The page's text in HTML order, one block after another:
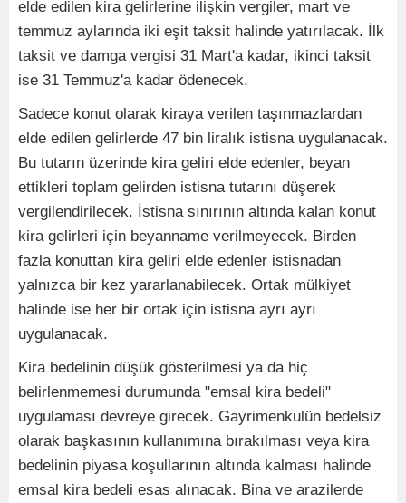
elde edilen kira gelirlerine ilişkin vergiler, mart ve
temmuz aylarında iki eşit taksit halinde yatırılacak. İlk
taksit ve damga vergisi 31 Mart'a kadar, ikinci taksit
ise 31 Temmuz'a kadar ödenecek.
Sadece konut olarak kiraya verilen taşınmazlardan
elde edilen gelirlerde 47 bin liralık istisna uygulanacak.
Bu tutarın üzerinde kira geliri elde edenler, beyan
ettikleri toplam gelirden istisna tutarını düşerek
vergilendirilecek. İstisna sınırının altında kalan konut
kira gelirleri için beyanname verilmeyecek. Birden
fazla konuttan kira geliri elde edenler istisnadan
yalnızca bir kez yararlanabilecek. Ortak mülkiyet
halinde ise her bir ortak için istisna ayrı ayrı
uygulanacak.
Kira bedelinin düşük gösterilmesi ya da hiç
belirlenmemesi durumunda "emsal kira bedeli"
uygulaması devreye girecek. Gayrimenkulün bedelsiz
olarak başkasının kullanımına bırakılması veya kira
bedelinin piyasa koşullarının altında kalması halinde
emsal kira bedeli esas alınacak. Bina ve arazilerde